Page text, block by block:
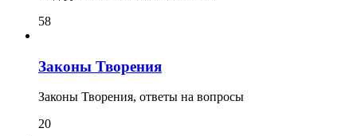
58
Законы Творения
Законы Творения, ответы на вопросы
20